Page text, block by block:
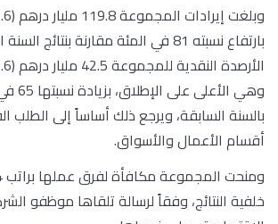
بارتفاع نسبته 81 في المئة مقارنة
وهي
بالسنة السابقة، ويرجع ذلك أساساً إلى الطلب
أقسام الأعمال والأسواق.